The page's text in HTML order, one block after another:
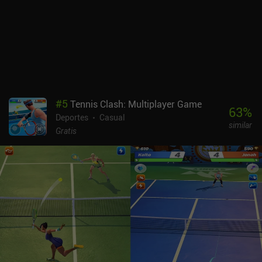
#5 Tennis Clash: Multiplayer Game
Deportes
Casual
Gratis
63%
similar